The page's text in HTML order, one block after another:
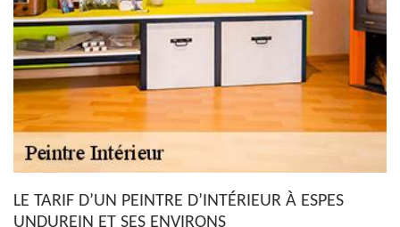
LE TARIF D’UN PEINTRE D’INTÉRIEUR À ESPES
UNDUREIN ET SES ENVIRONS